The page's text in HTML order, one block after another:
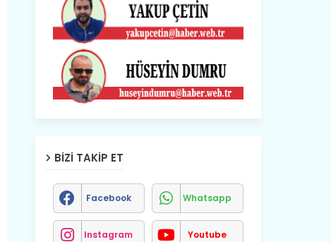
BIZI TAKIP ET
Facebook Whatsapp
Instagram Youtube